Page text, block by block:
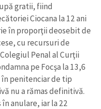
gratii, fiind
Ciocana la 12 ani
în proporţii deosebit de
cu recursuri de
Penal al Curţii
pe Focşa la 13,6
penitenciar de tip
nu a rămas definitivă.
anulare, iar la 22